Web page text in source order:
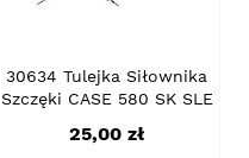
30634 Tulejka Siłownika
Szczęki CASE 580 SK SLE
Cena
25,00 zł